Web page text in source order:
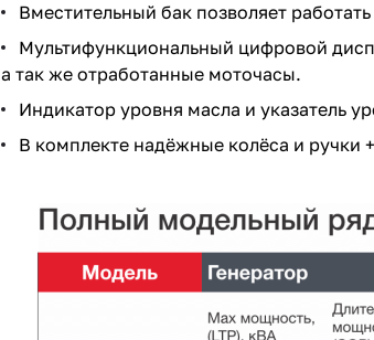
Вместительный бак позволяет
Мультифункциональный цифровой
а так же отработанные моточасы.
Индикатор уровня масла и указатель
В комплекте надёжные колёса и ручки